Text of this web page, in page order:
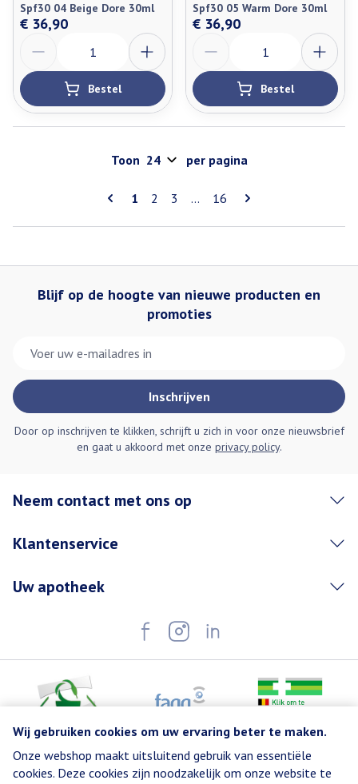
Wij gebruiken cookies om uw ervaring beter te maken.
Onze webshop maakt uitsluitend gebruik van essentiële
cookies. Deze cookies zijn noodzakelijk om onze website te
Spf30 04 Beige Dore 30ml
€ 36,90
Bestel
Spf30 05 Warm Dore 30ml
€ 36,90
Bestel
Pagina's
U lees momenteel pagina
1 Pagina
2 Pagina
3 ... Pagina
16
Toon per pagina
Blijf op de hoogte van nieuwe producten en
promoties
Inschrijven
Door op inschrijven te klikken, schrijft u zich in voor onze nieuwsbrief
en gaat u akkoord met onze privacy policy.
Neem contact met ons op
Klantenservice
Uw apotheek
Juridische links